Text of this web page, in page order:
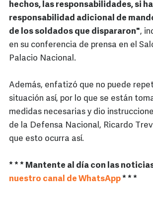
hechos, las responsabilidades, si
responsabilidad adicional de
de los soldados que dispararon",
en su conferencia de prensa en el
Palacio Nacional.
Además, enfatizó que no puede
situación así, por lo que se están
medidas necesarias y dio
de la Defensa Nacional, Ricardo
que esto ocurra así.
* * * Mantente al día con las
nuestro canal de WhatsApp* * *